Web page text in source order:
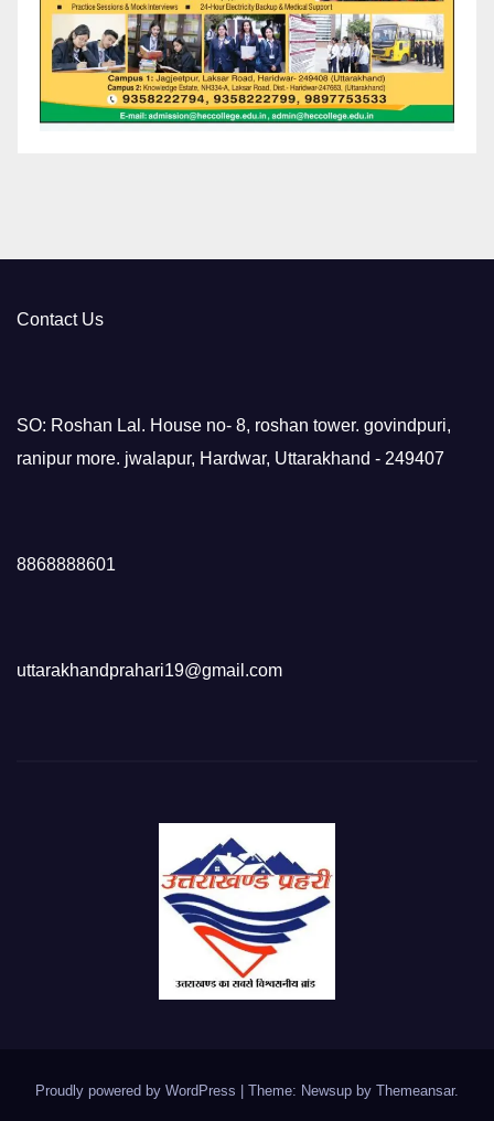
Contact Us
SO: Roshan Lal. House no- 8, roshan tower. govindpuri,
ranipur more. jwalapur, Hardwar, Uttarakhand - 249407
8868888601
uttarakhandprahari19@gmail.com
Proudly powered by WordPress Theme: Newsup by Themeansar.